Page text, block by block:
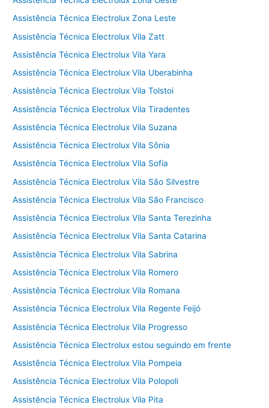
Assistência Técnica Electrolux Zona Leste
Assistência Técnica Electrolux Vila Zatt
Assistência Técnica Electrolux Vila Yara
Assistência Técnica Electrolux Vila Uberabinha
Assistência Técnica Electrolux Vila Tolstoi
Assistência Técnica Electrolux Vila Tiradentes
Assistência Técnica Electrolux Vila Suzana
Assistência Técnica Electrolux Vila Sônia
Assistência Técnica Electrolux Vila Sofia
Assistência Técnica Electrolux Vila São Silvestre
Assistência Técnica Electrolux Vila São Francisco
Assistência Técnica Electrolux Vila Santa Terezinha
Assistência Técnica Electrolux Vila Santa Catarina
Assistência Técnica Electrolux Vila Sabrina
Assistência Técnica Electrolux Vila Romero
Assistência Técnica Electrolux Vila Romana
Assistência Técnica Electrolux Vila Regente Feijó
Assistência Técnica Electrolux Vila Progresso
Assistência Técnica Electrolux estou seguindo em frente
Assistência Técnica Electrolux Vila Pompeia
Assistência Técnica Electrolux Vila Polopoli
Assistência Técnica Electrolux Vila Pita